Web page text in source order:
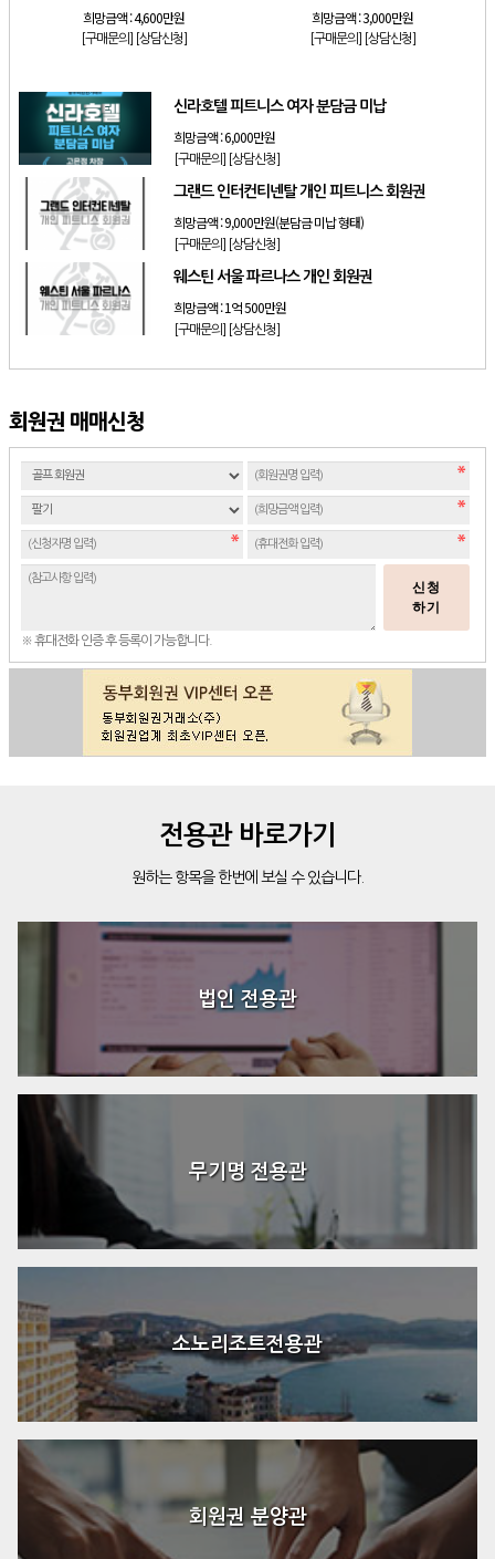
희망금액 :4,600만원
[구매문의] [상담신청]
희망금액 :3,000만원
[구매문의] [상담신청]
신라호텔 피트니스 여자 분담금 미납
희망금액 :6,000만원
[구매문의] [상담신청]
그랜드 인터컨티넨탈 개인 피트니스 회원권
희망금액 :9,000만원(분담금 미납 형태)
[구매문의] [상담신청]
웨스틴 서울 파르나스 개인 회원권
희망금액 :1억 500만원
[구매문의] [상담신청]
회원권 매매신청
신청
하기
※ 휴대전화 인증 후 등록이 가능합니다.
전용관 바로가기
원하는 항목을 한번에 보실 수 있습니다.
법인 전용관
무기명 전용관
소노리조트전용관
회원권 분양관